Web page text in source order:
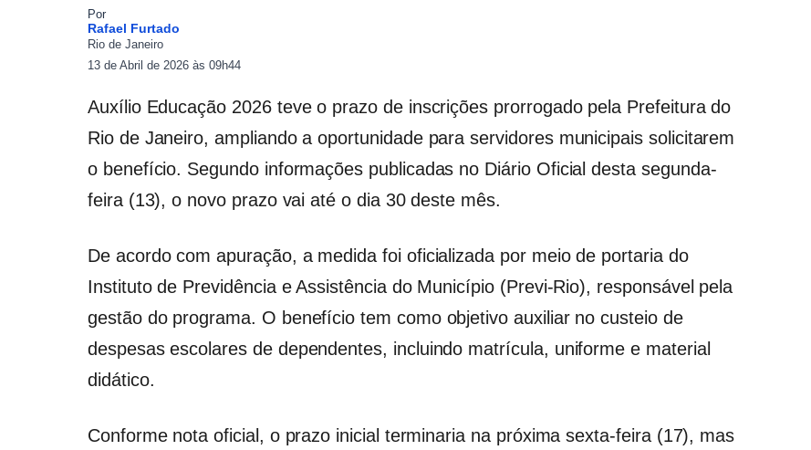
Por
Rafael Furtado
Rio de Janeiro
13 de Abril de 2026 às 09h44
Auxílio Educação 2026 teve o prazo de inscrições prorrogado pela Prefeitura do
Rio de Janeiro, ampliando a oportunidade para servidores municipais solicitarem
o benefício. Segundo informações publicadas no Diário Oficial desta segunda-
feira (13), o novo prazo vai até o dia 30 deste mês.
De acordo com apuração, a medida foi oficializada por meio de portaria do
Instituto de Previdência e Assistência do Município (Previ-Rio), responsável pela
gestão do programa. O benefício tem como objetivo auxiliar no custeio de
despesas escolares de dependentes, incluindo matrícula, uniforme e material
didático.
Conforme nota oficial, o prazo inicial terminaria na próxima sexta-feira (17), mas